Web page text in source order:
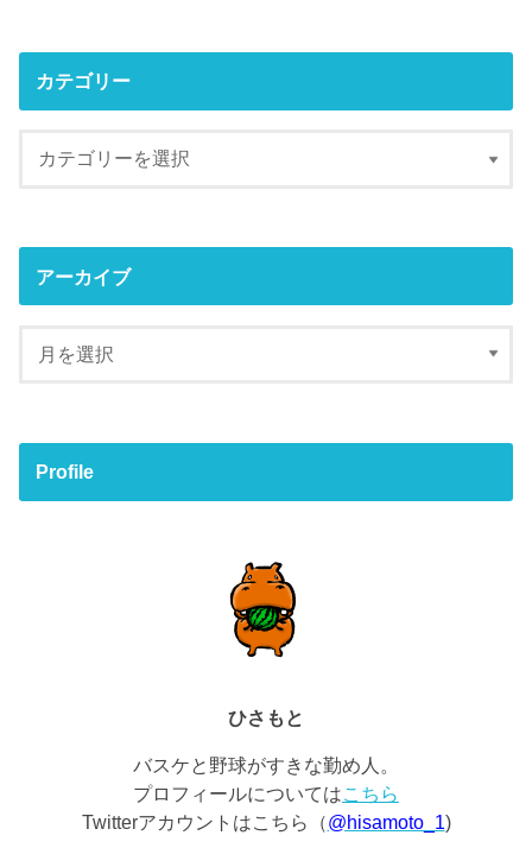
カテゴリー
アーカイブ
Profile
ひさもと
バスケと野球がすきな勤め人。
プロフィールについてはこちら
Twitterアカウントはこちら（@hisamoto_1)